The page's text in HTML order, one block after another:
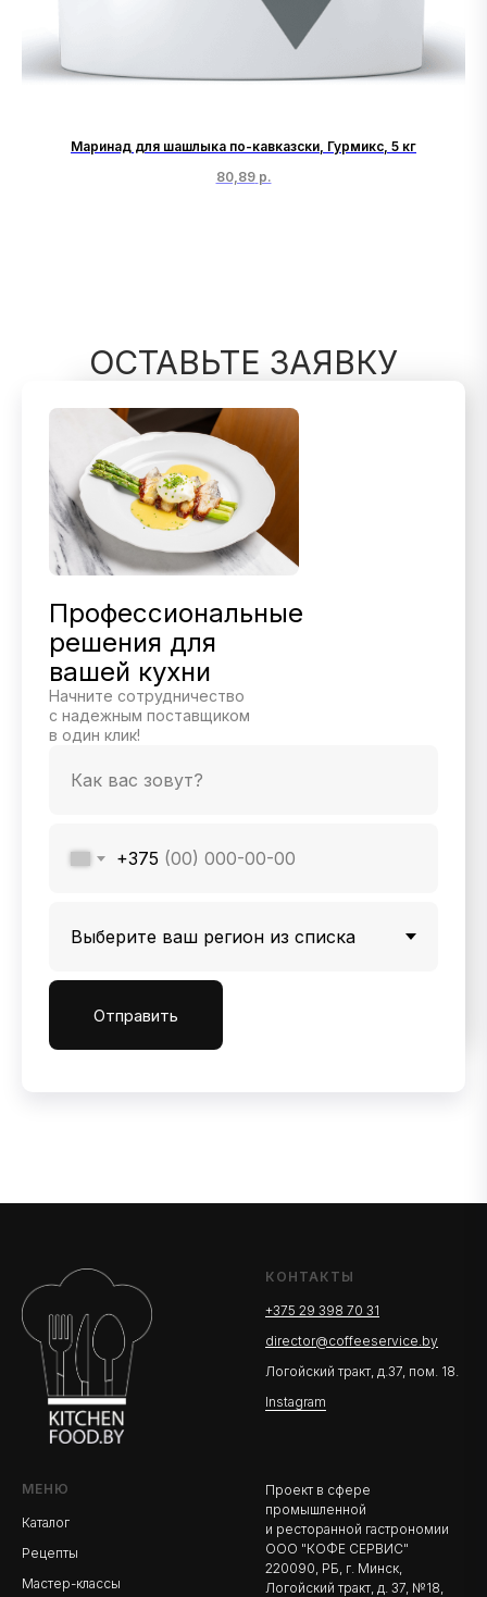
Маринад для шашлыка по-кавказски, Гурмикс, 5 кг
80,89 р.
ОСТАВЬТЕ ЗАЯВКУ
Профессиональные
решения для
вашей кухни
Начните сотрудничество
с надежным поставщиком
в один клик!
+375
Отправить
КОНТАКТЫ
+375 29 398 70 31
director@coffeeservice.by
Логойский тракт, д.37, пом. 18.
Instagram
МЕНЮ
Каталог
Рецепты
Мастер-классы
Проект в сфере
промышленной
и ресторанной гастрономии
ООО "КОФЕ СЕРВИС"
220090, РБ, г. Минск,
Логойский тракт, д. 37, №18,